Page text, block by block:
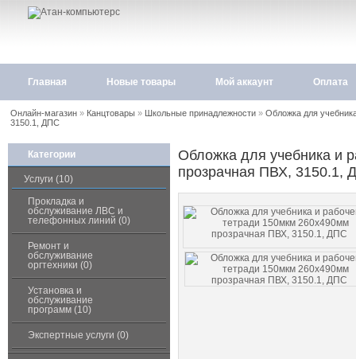
Главная Новые товары Мой аккаунт Оплата
Онлайн-магазин» Канцтовары» Школьные принадлежности» Обложка для
3150.1, ДПС
Категории
Услуги (10)
Прокладка и
обслуживание ЛВС и
телефонных линий (0)
Ремонт и
обслуживание
оргтехники (0)
Установка и
обслуживание
программ (10)
Экспертные услуги (0)
Обложка для учебника и
прозрачная ПВХ, 3150.1,